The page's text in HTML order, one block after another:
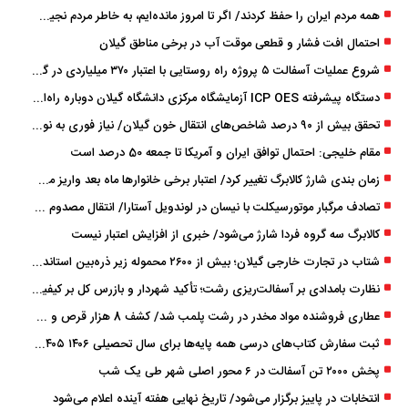
همه مردم ایران را حفظ کردند/ اگر تا امروز مانده‌ایم، به ‌خاطر مردم نجیب ایران بوده است
احتمال افت فشار و قطعی موقت آب در برخی مناطق گیلان
شروع عملیات آسفالت ۵ پروژه راه ‌روستایی با اعتبار ۳۷۰ میلیاردی در گیلان
دستگاه پیشرفته ICP OES آزمایشگاه مرکزی دانشگاه گیلان دوباره راه‌اندازی شد
تحقق بیش از ۹۰ درصد شاخص‌های انتقال خون گیلان/ نیاز فوری به نوسازی تجهیزات آزمایشگاهی
مقام خلیجی: احتمال توافق ایران و آمریکا تا جمعه 50 درصد است
زمان ‌بندی شارژ کالابرگ تغییر کرد/ اعتبار برخی خانوارها ماه بعد واریز می‌شود
تصادف مرگبار موتورسیکلت با نیسان در لوندویل آستارا/ انتقال مصدوم با اورژانس هوایی به رشت
کالابرگ سه گروه فردا شارژ می‌شود/ خبری از افزایش اعتبار نیست
شتاب در تجارت خارجی گیلان؛ بیش از ۲۶۰۰ محموله زیر ذره‌بین استاندارد
نظارت بامدادی بر آسفالت‌ریزی رشت؛ تأکید شهردار و بازرس کل بر کیفیت اجرای پروژه‌ها
عطاری فروشنده مواد مخدر در رشت پلمب شد/ کشف 8 هزار قرص و 50 لیتر شربت توهم ‌زا
ثبت سفارش کتاب‌های درسی همه پایه‌ها برای سال تحصیلی ۱۴۰۶ ۱۴۰۵ فعال شد
پخش ۲۰۰۰ تن آسفالت در ۶ محور اصلی شهر طی یک شب
انتخابات در پاییز برگزار می‌شود/ تاریخ نهایی هفته آینده اعلام می‌شود